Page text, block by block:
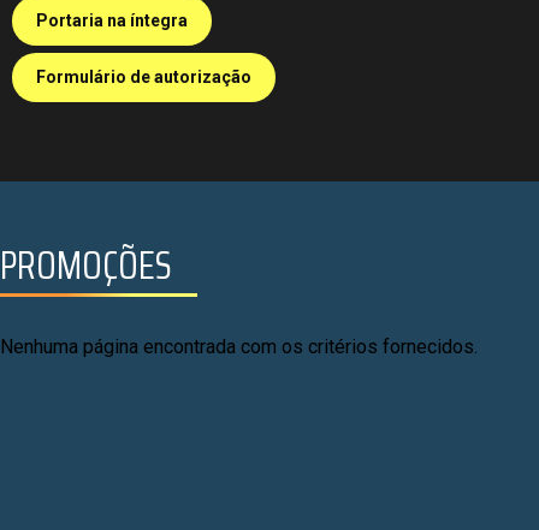
Portaria na íntegra
Formulário de autorização
PROMOÇÕES
Nenhuma página encontrada com os critérios fornecidos.